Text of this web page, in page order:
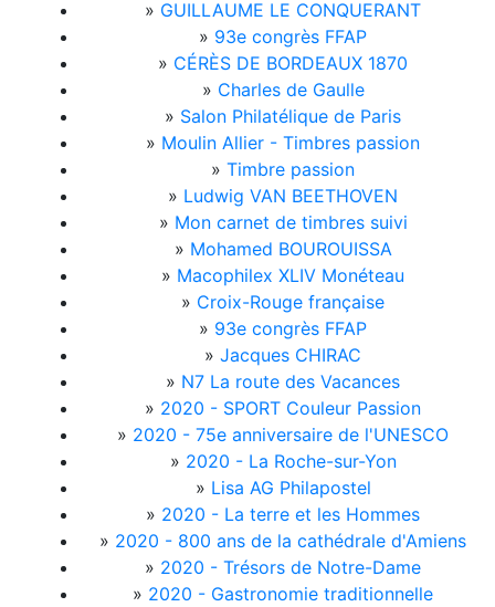
» GUILLAUME LE CONQUERANT
» 93e congrès FFAP
» CÉRÈS DE BORDEAUX 1870
» Charles de Gaulle
» Salon Philatélique de Paris
» Moulin Allier - Timbres passion
» Timbre passion
» Ludwig VAN BEETHOVEN
» Mon carnet de timbres suivi
» Mohamed BOUROUISSA
» Macophilex XLIV Monéteau
» Croix-Rouge française
» 93e congrès FFAP
» Jacques CHIRAC
» N7 La route des Vacances
» 2020 - SPORT Couleur Passion
» 2020 - 75e anniversaire de l'UNESCO
» 2020 - La Roche-sur-Yon
» Lisa AG Philapostel
» 2020 - La terre et les Hommes
» 2020 - 800 ans de la cathédrale d'Amiens
» 2020 - Trésors de Notre-Dame
» 2020 - Gastronomie traditionnelle